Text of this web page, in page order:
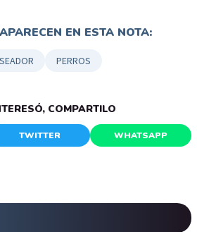
EN ESTA NOTA:
PERROS
COMPARTILO
TWITTER WHATSAPP